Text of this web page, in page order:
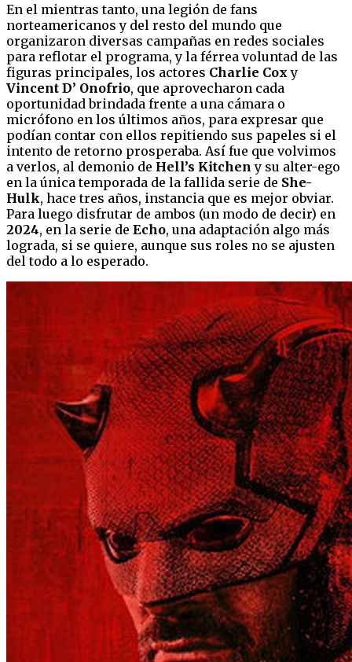
En el mientras tanto, una legión de fans
norteamericanos y del resto del mundo que
organizaron diversas campañas en redes sociales
para reflotar el programa, y la férrea voluntad de las
figuras principales, los actores Charlie Cox y
Vincent D’ Onofrio, que aprovecharon cada
oportunidad brindada frente a una cámara o
micrófono en los últimos años, para expresar que
podían contar con ellos repitiendo sus papeles si el
intento de retorno prosperaba. Así fue que volvimos
a verlos, al demonio de Hell’s Kitchen y su alter-ego
en la única temporada de la fallida serie de She-
Hulk, hace tres años, instancia que es mejor obviar.
Para luego disfrutar de ambos (un modo de decir) en
2024, en la serie de Echo, una adaptación algo más
lograda, si se quiere, aunque sus roles no se ajusten
del todo a lo esperado.